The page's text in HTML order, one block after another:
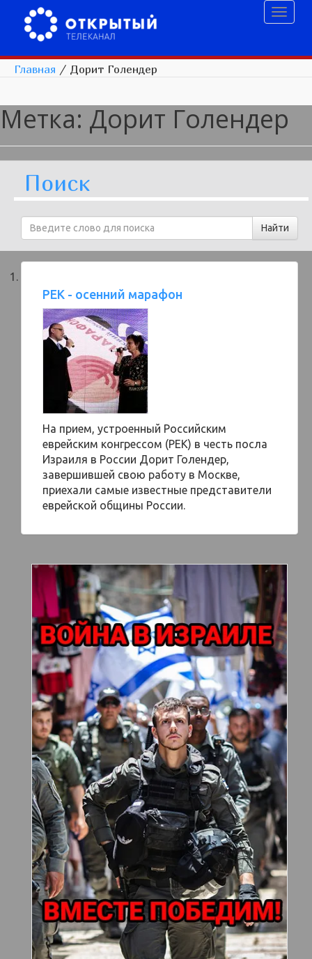
Главная / Дорит Голендер
Метка: Дорит Голендер
Поиск
РЕК - осенний марафон
На прием, устроенный Российским
еврейским конгрессом (РЕК) в честь посла
Израиля в России Дорит Голендер,
завершившей свою работу в Москве,
приехали самые известные представители
еврейской общины России.